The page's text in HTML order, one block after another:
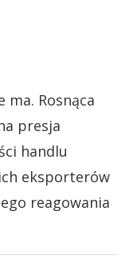
ma. Rosnąca
presja
handlu
eksporterów
reagowania